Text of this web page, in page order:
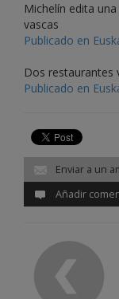
Michelín edita
vascas
Publicado en
Dos restaurantes
Publicado en
Enviar a un
Añadir